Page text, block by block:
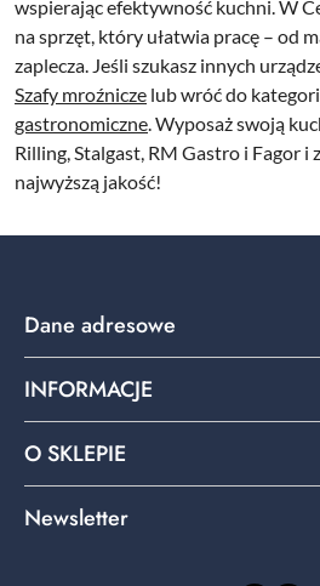
wspierając efektywność kuchni. W
na sprzęt, który ułatwia pracę – od
zaplecza. Jeśli szukasz innych
Szafy mroźnicze lub wróć do
gastronomiczne. Wyposaż swoją
Rilling, Stalgast, RM Gastro i Fagor
najwyższą jakość!
Dane adresowe
INFORMACJE
O SKLEPIE
Newsletter